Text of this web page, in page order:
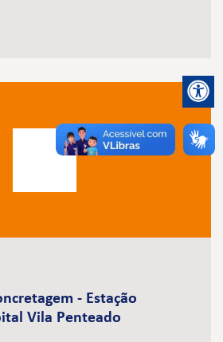
- Estação
Vila Penteado